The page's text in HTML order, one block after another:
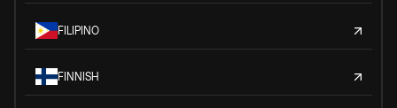
FILIPINO
FINNISH